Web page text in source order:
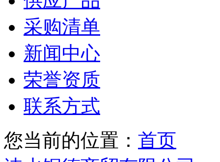
采购清单
新闻中心
荣誉资质
联系方式
您当前的位置： 首页